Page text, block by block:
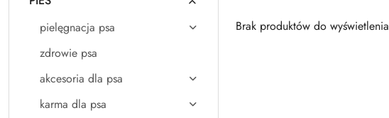
pielęgnacja psa
zdrowie psa
akcesoria dla psa
karma dla psa
Brak produktów do wyświetlenia